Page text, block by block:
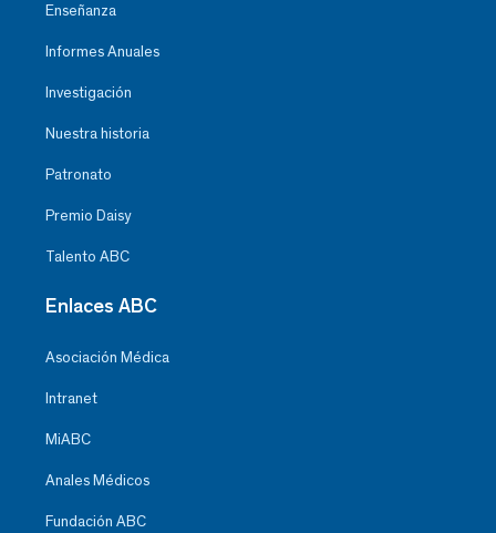
Enseñanza
Informes Anuales
Investigación
Nuestra historia
Patronato
Premio Daisy
Talento ABC
Enlaces ABC
Asociación Médica
Intranet
MiABC
Anales Médicos
Fundación ABC